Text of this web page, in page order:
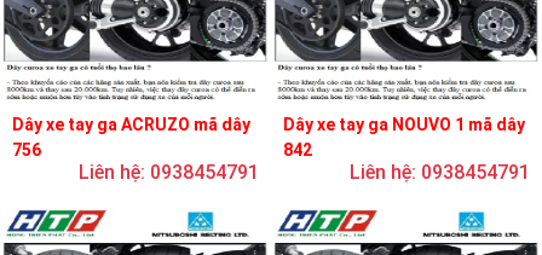
Dây xe tay ga ACRUZO mã dây
756
Liên hệ: 0938454791
Dây xe tay ga NOUVO 1 mã dây
842
Liên hệ: 0938454791